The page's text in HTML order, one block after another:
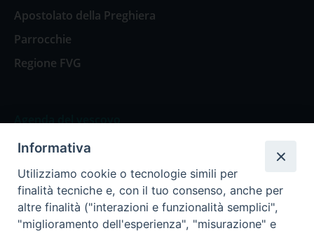
Apostolato della Preghiera
Parrocchie
Regione FVG
Agenda del vescovo
Agenda del vescovo
Privacy Policy Trasparenza
Informativa
Utilizziamo cookie o tecnologie simili per
finalità tecniche e, con il tuo consenso, anche per
altre finalità ("interazioni e funzionalità semplici",
"miglioramento dell'esperienza", "misurazione" e